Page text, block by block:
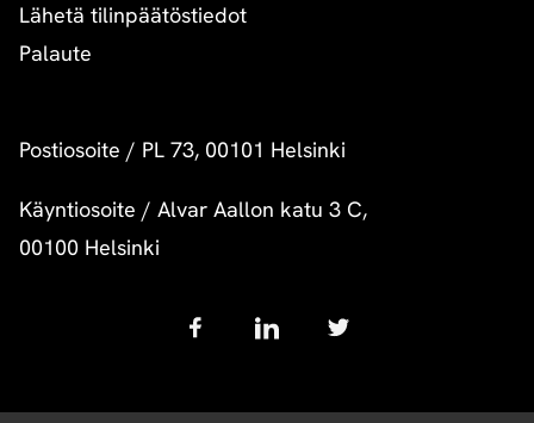
Lähetä tilinpäätöstiedot
Palaute
Postiosoite / PL 73, 00101 Helsinki
Käyntiosoite / Alvar Aallon katu 3 C,
00100 Helsinki